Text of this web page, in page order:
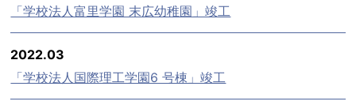
「学校法人富里学園 末広幼稚園」竣工
2022.03
「学校法人国際理工学園6 号棟」竣工